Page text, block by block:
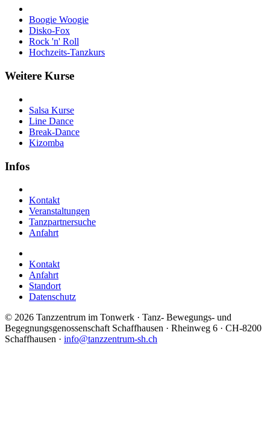
Boogie Woogie
Disko-Fox
Rock 'n' Roll
Hochzeits-Tanzkurs
Weitere Kurse
Salsa Kurse
Line Dance
Break-Dance
Kizomba
Infos
Kontakt
Veranstaltungen
Tanzpartnersuche
Anfahrt
Kontakt
Anfahrt
Standort
Datenschutz
© 2026 Tanzzentrum im Tonwerk · Tanz- Bewegungs- und
Begegnungsgenossenschaft Schaffhausen · Rheinweg 6 · CH-8200
Schaffhausen · info@tanzzentrum-sh.ch